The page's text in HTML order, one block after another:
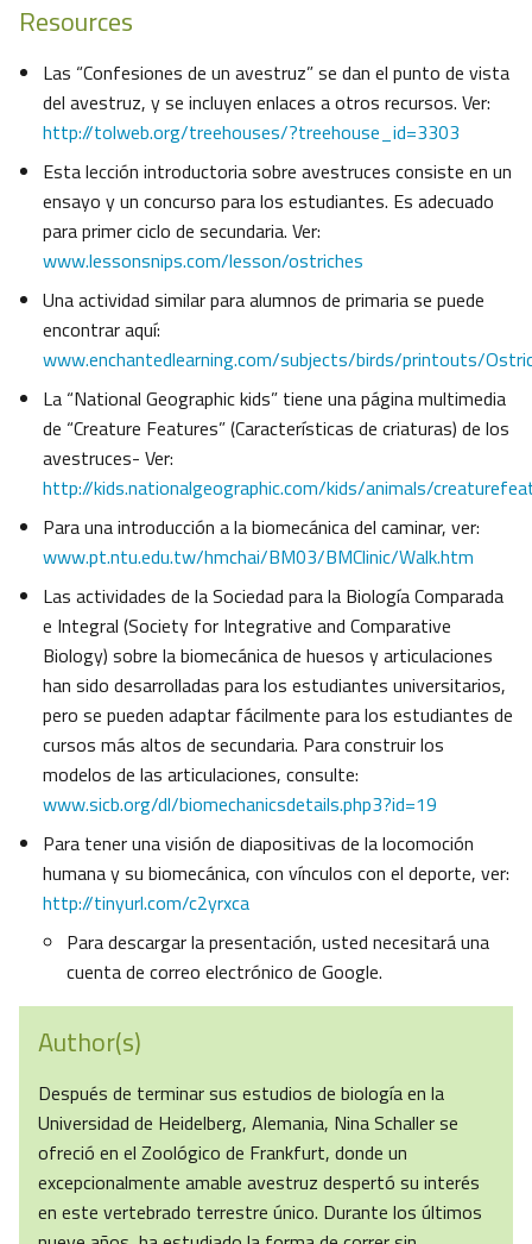
Resources
Las “Confesiones de un avestruz” se dan el punto de vista
del avestruz, y se incluyen enlaces a otros recursos. Ver:
http://tolweb.org/treehouses/?treehouse_id=3303
Esta lección introductoria sobre avestruces consiste en un
ensayo y un concurso para los estudiantes. Es adecuado
para primer ciclo de secundaria. Ver:
www.lessonsnips.com/lesson/ostriches
Una actividad similar para alumnos de primaria se puede
encontrar aquí:
www.enchantedlearning.com/subjects/birds/printouts/
La “National Geographic kids” tiene una página multimedia
de “Creature Features” (Características de criaturas) de los
avestruces- Ver:
http://kids.nationalgeographic.com/kids/animals/
Para una introducción a la biomecánica del caminar, ver:
www.pt.ntu.edu.tw/hmchai/BM03/BMClinic/Walk.htm
Las actividades de la Sociedad para la Biología Comparada
e Integral (Society for Integrative and Comparative
Biology) sobre la biomecánica de huesos y articulaciones
han sido desarrolladas para los estudiantes universitarios,
pero se pueden adaptar fácilmente para los estudiantes de
cursos más altos de secundaria. Para construir los
modelos de las articulaciones, consulte:
www.sicb.org/dl/biomechanicsdetails.php3?id=19
Para tener una visión de diapositivas de la locomoción
humana y su biomecánica, con vínculos con el deporte, ver:
http://tinyurl.com/c2yrxca
Para descargar la presentación, usted necesitará una
cuenta de correo electrónico de Google.
Author(s)
Después de terminar sus estudios de biología en la
Universidad de Heidelberg, Alemania, Nina Schaller se
ofreció en el Zoológico de Frankfurt, donde un
excepcionalmente amable avestruz despertó su interés
en este vertebrado terrestre único. Durante los últimos